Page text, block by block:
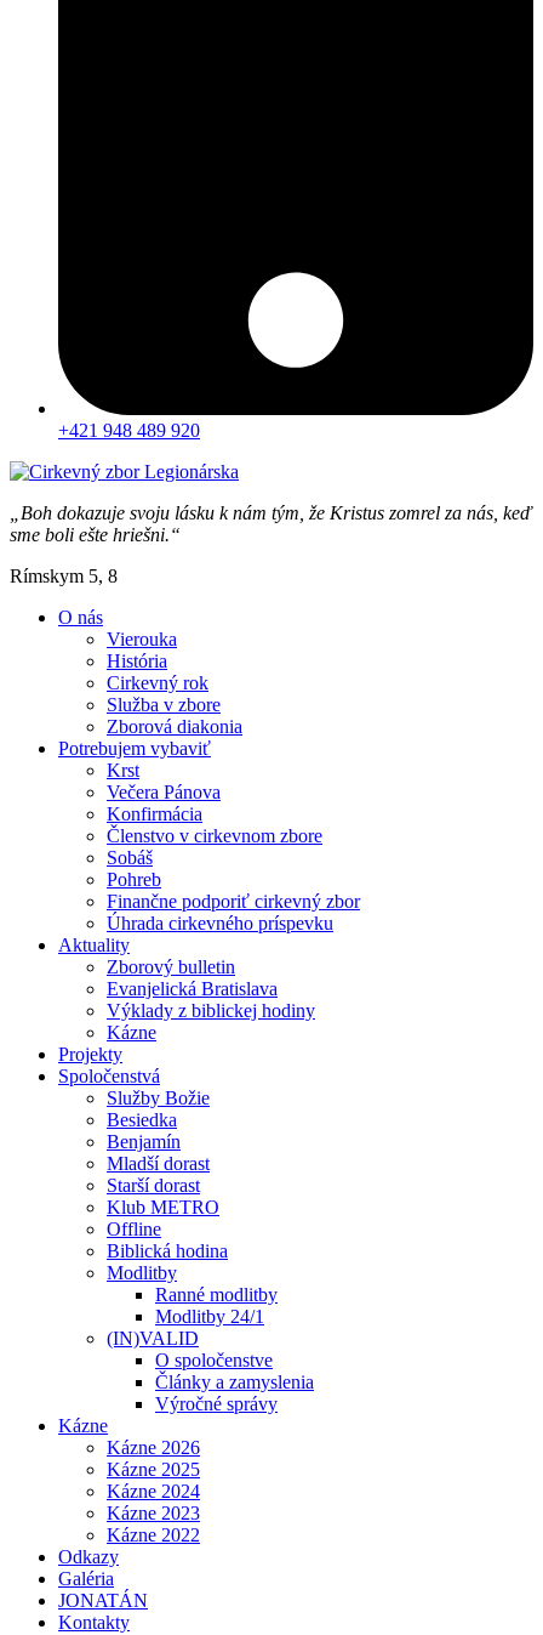
+421 948 489 920
„Boh dokazuje svoju lásku k nám tým, že Kristus zomrel za nás, keď
sme boli ešte hriešni.“
Rímskym 5, 8
O nás
Vierouka
História
Cirkevný rok
Služba v zbore
Zborová diakonia
Potrebujem vybaviť
Krst
Večera Pánova
Konfirmácia
Členstvo v cirkevnom zbore
Sobáš
Pohreb
Finančne podporiť cirkevný zbor
Úhrada cirkevného príspevku
Aktuality
Zborový bulletin
Evanjelická Bratislava
Výklady z biblickej hodiny
Kázne
Projekty
Spoločenstvá
Služby Božie
Besiedka
Benjamín
Mladší dorast
Starší dorast
Klub METRO
Offline
Biblická hodina
Modlitby
Ranné modlitby
Modlitby 24/1
(IN)VALID
O spoločenstve
Články a zamyslenia
Výročné správy
Kázne
Kázne 2026
Kázne 2025
Kázne 2024
Kázne 2023
Kázne 2022
Odkazy
Galéria
JONATÁN
Kontakty